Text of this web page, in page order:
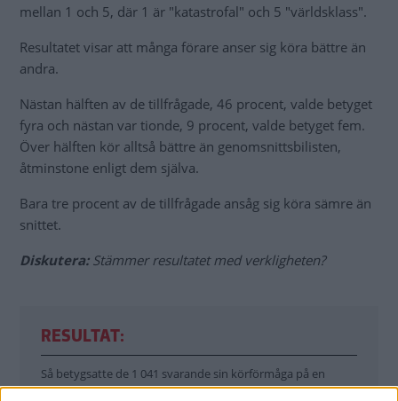
mellan 1 och 5, där 1 är "katastrofal" och 5 "världsklass".
Resultatet visar att många förare anser sig köra bättre än
andra.
Nästan hälften av de tillfrågade, 46 procent, valde betyget
fyra och nästan var tionde, 9 procent, valde betyget fem.
Över hälften kör alltså bättre än genomsnittsbilisten,
åtminstone enligt dem själva.
Bara tre procent av de tillfrågade ansåg sig köra sämre än
snittet.
Diskutera: Stämmer resultatet med verkligheten?
RESULTAT:
Så betygsatte de 1 041 svarande sin körförmåga på en
femgradig skala.